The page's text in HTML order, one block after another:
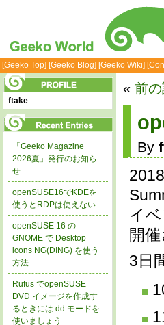
[Geeko Top] [Geeko Blog] [Geeko Wiki]
« 前
By
イ
開
3日
ftake
「Geeko Magazine
2026夏」発行のお知ら
せ
openSUSE16でKDEを
使うとRDPは使えない
openSUSE 16 の
GNOME で Desktop
icons NG(DING) を使う
方法
Rufus でopenSUSE
DVD イメージを作成す
るときには dd モードを
使いましょう